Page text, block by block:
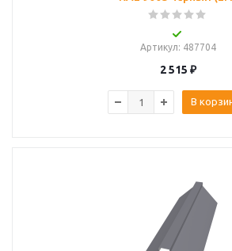
Артикул: 487704
2 515 ₽
В